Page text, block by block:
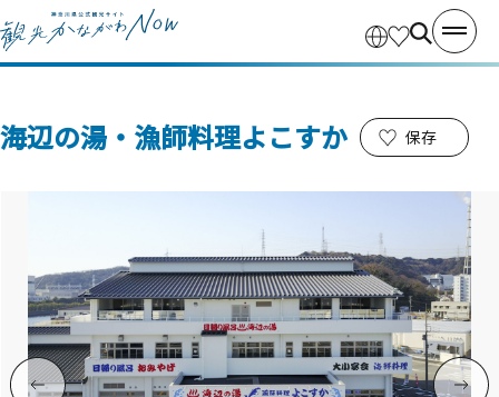
海辺の湯・漁師料理よこすか 保存